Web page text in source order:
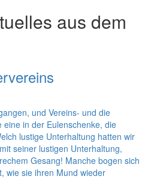
aus dem
und Vereins- und die
in der Eulenschenke, die
lustige Unterhaltung hatten wir
seiner lustigen Unterhaltung,
Gesang! Manche bogen sich
wie sie ihren Mund wieder